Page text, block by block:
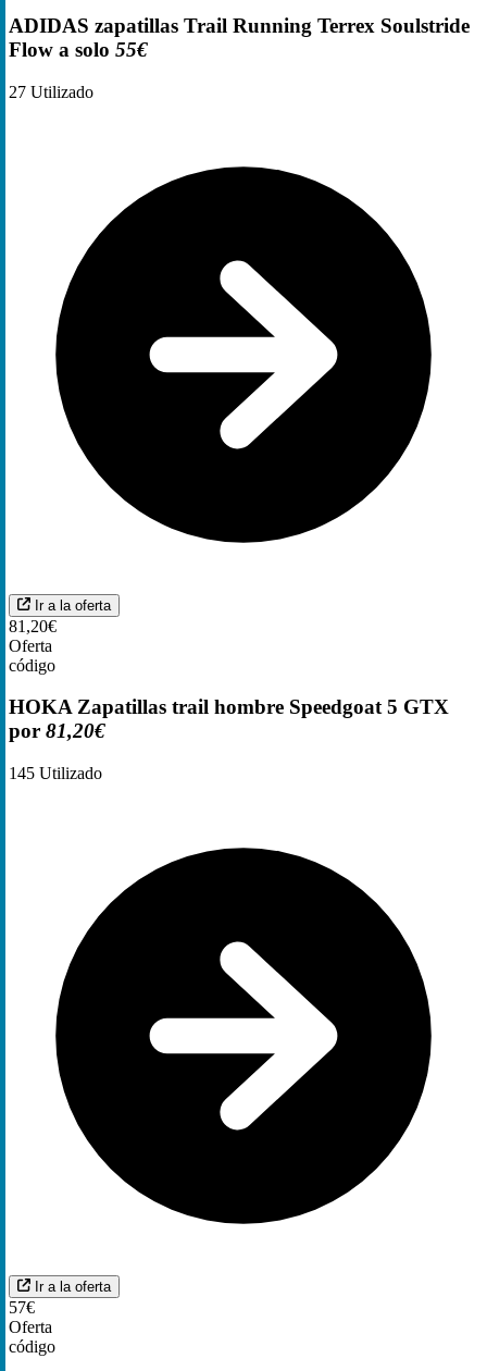
ADIDAS zapatillas Trail Running Terrex Soulstride
Flow a solo 55€
27 Utilizado
Ir a la oferta
81,20€
Oferta
código
HOKA Zapatillas trail hombre Speedgoat 5 GTX
por 81,20€
145 Utilizado
Ir a la oferta
57€
Oferta
código